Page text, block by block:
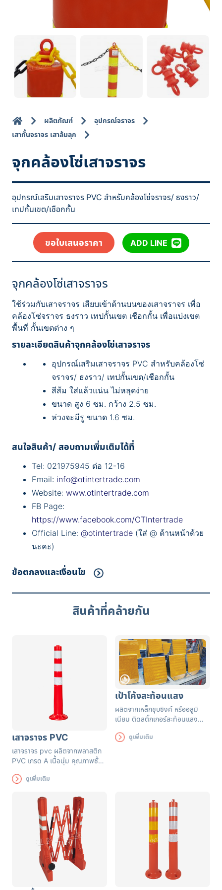
ผลิตภัณฑ์
อุปกรณ์จราจร
เสากั้นจราจร เสาล้มลุก
จุกคล้องโซ่เสาจราจร
อุปกรณ์เสริมเสาจราจร PVC สำหรับคล้องโซ่จราจร/ ธงราว/
เทปกั้นเขต/เชือกกั้น
ขอใบเสนอราคา ADD LINE
จุกคล้องโซ่เสาจราจร
ใช้ร่วมกับเสาจราจร เสียบเข้าด้านบนของเสาจราจร เพื่อ
คล้องโซ่จราจร ธงราว เทปกั้นเขต เชือกกั้น เพื่อแบ่งเขต
พื้นที่ กั้นเขตต่าง ๆ
รายละเอียดสินค้าจุกคล้องโซ่เสาจราจร
อุปกรณ์เสริมเสาจราจร PVC สำหรับคล้องโซ่
จราจร/ ธงราว/ เทปกั้นเขต/เชือกกั้น
สีส้ม ใส่แล้วแน่น ไม่หลุดง่าย
ขนาด สูง 6 ซม. กว้าง 2.5 ซม.
ห่วงจะมีรู ขนาด 1.6 ซม.
สนใจสินค้า/ สอบถามเพิ่มเติมได้ที่
Tel: 021975945 ต่อ 12-16
Email: info@otintertrade.com
Website: www.otintertrade.com
FB Page:
https://www.facebook.com/OTIntertrade
Official Line: @otintertrade (ใส่ @ ด้านหน้าด้วย
นะคะ)
ข้อตกลงและเงื่อนไข
สินค้าที่คล้ายกัน
เสาจราจร PVC
เสาจราจร pvc ผลิตจากพลาสติก
PVC เกรด A เนื้อนุ่ม คุณภาพชั้น
ป้องกันรังสี UV สีส้มสด
ดูเพิ่มเติม
เป้าโค้งสะท้อนแสง
ผลิตจากเหล็กชุบซิงค์ หรืออลูมิ
เนียม ติดสติ๊กเกอร์สะท้อนแสง
Prismatic)
ดูเพิ่มเติม